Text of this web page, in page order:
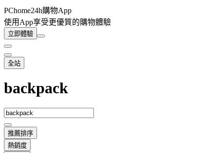
PChome24h購物App
使用App享受更優質的購物體驗
立即體驗
全站
backpack
推薦排序
熱銷度